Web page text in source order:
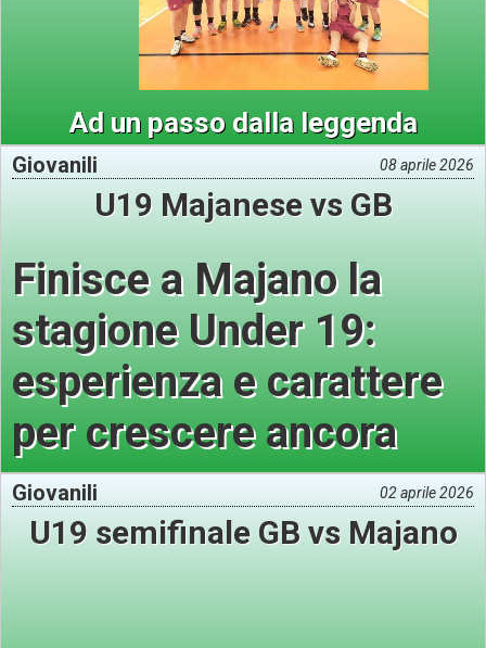
Ad un passo dalla leggenda
Giovanili 08 aprile 2026
U19 Majanese vs GB
Finisce a Majano la
stagione Under 19:
esperienza e carattere
per crescere ancora
Giovanili 02 aprile 2026
U19 semifinale GB vs Majano